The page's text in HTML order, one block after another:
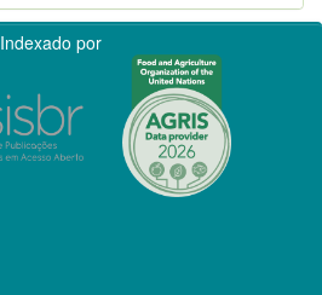
Indexado por